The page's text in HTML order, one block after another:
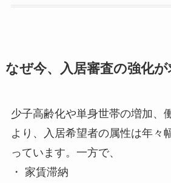
なぜ今、入居審査の強化
少子高齢化や単身世帯の増加、
より、入居希望者の属性は年々
っています。一方で、
・ 家賃滞納